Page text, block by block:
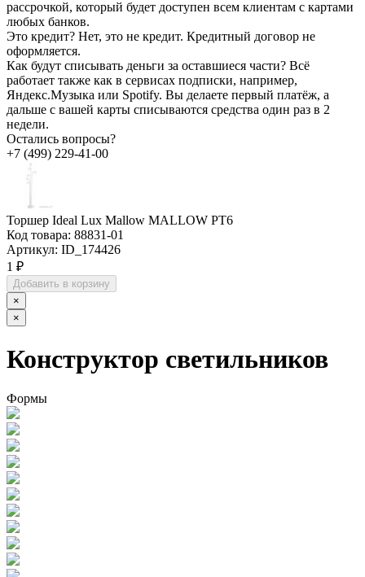
рассрочкой, который будет доступен всем клиентам с картами
любых банков.
Это кредит? Нет, это не кредит. Кредитный договор не
оформляется.
Как будут списывать деньги за оставшиеся части? Всё
работает также как в сервисах подписки, например,
Яндекс.Музыка или Spotify. Вы делаете первый платёж, а
дальше с вашей карты списываются средства один раз в 2
недели.
Остались вопросы?
+7 (499) 229-41-00
Торшер Ideal Lux Mallow MALLOW PT6
Код товара: 88831-01
Артикул: ID_174426
1 ₽
Добавить в корзину
×
×
Конструктор светильников
Формы